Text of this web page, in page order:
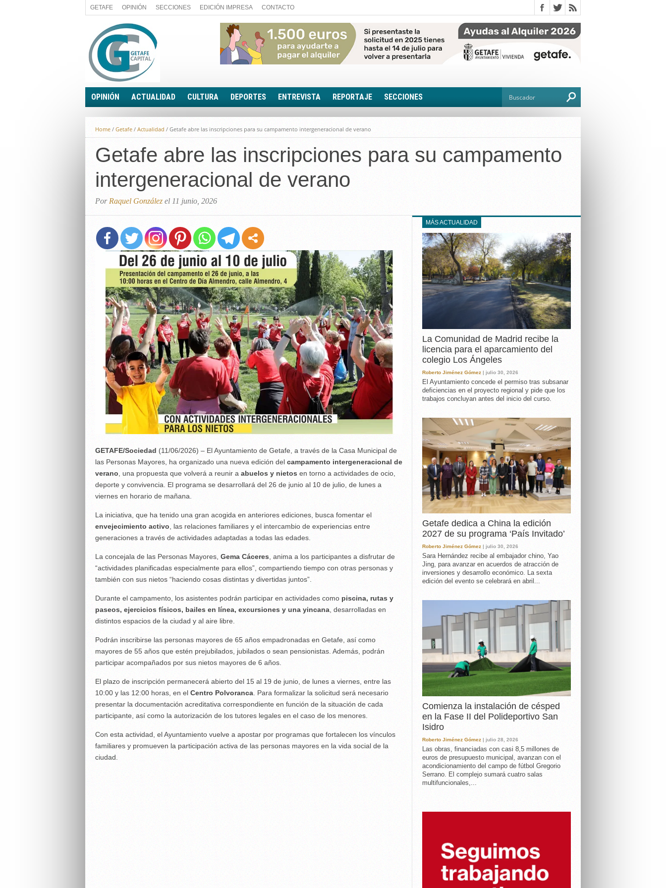
GETAFE OPINIÓN SECCIONES EDICIÓN IMPRESA CONTACTO
OPINIÓN
A FIN DE CUENTAS
PALABRA DE CONCEJAL
LA PIEDRA DE SÍSIFO
EL SACAPUNTAS
TODAS LAS BANDERAS
ROTAS
ACTUALIDAD
POLÍTICA
ECONOMÍA
SOCIEDAD
BREVES
CULTURA DEPORTES ENTREVISTA REPORTAJE SECCIONES
FOTONOTICIA
RINCÓN PSICOLÓGICO
LA VOZ DE LA
EXPERIENCIA
IN MEMORIAM
MEMORIA RECUPERADA
UN MINUTO EN EL
MUSEO
VARIOS
Home / Getafe / Actualidad / Getafe abre las inscripciones para su campamento intergeneracional de verano
Getafe abre las inscripciones para su campamento
intergeneracional de verano
Por Raquel González el 11 junio, 2026
GETAFE/Sociedad (11/06/2026) – El Ayuntamiento de Getafe, a través de la Casa Municipal de
las Personas Mayores, ha organizado una nueva edición del campamento intergeneracional de
verano , una propuesta que volverá a reunir a abuelos y nietos en torno a actividades de ocio,
deporte y convivencia. El programa se desarrollará del 26 de junio al 10 de julio, de lunes a
viernes en horario de mañana.
La iniciativa, que ha tenido una gran acogida en anteriores ediciones, busca fomentar el
envejecimiento activo , las relaciones familiares y el intercambio de experiencias entre
generaciones a través de actividades adaptadas a todas las edades.
La concejala de las Personas Mayores, Gema Cáceres , anima a los participantes a disfrutar de
“actividades planificadas especialmente para ellos”, compartiendo tiempo con otras personas y
también con sus nietos “haciendo cosas distintas y divertidas juntos”.
Durante el campamento, los asistentes podrán participar en actividades como piscina, rutas y
paseos, ejercicios físicos, bailes en línea, excursiones y una yincana , desarrolladas en
distintos espacios de la ciudad y al aire libre.
Podrán inscribirse las personas mayores de 65 años empadronadas en Getafe, así como
mayores de 55 años que estén prejubilados, jubilados o sean pensionistas. Además, podrán
participar acompañados por sus nietos mayores de 6 años.
El plazo de inscripción permanecerá abierto del 15 al 19 de junio, de lunes a viernes, entre las
10:00 y las 12:00 horas, en el Centro Polvoranca . Para formalizar la solicitud será necesario
presentar la documentación acreditativa correspondiente en función de la situación de cada
participante, así como la autorización de los tutores legales en el caso de los menores.
Con esta actividad, el Ayuntamiento vuelve a apostar por programas que fortalecen los vínculos
familiares y promueven la participación activa de las personas mayores en la vida social de la
ciudad.
MÁS ACTUALIDAD
La Comunidad de Madrid recibe la
licencia para el aparcamiento del
colegio Los Ángeles
Roberto Jiménez Gómez | julio 30, 2026
El Ayuntamiento concede el permiso tras subsanar
deficiencias en el proyecto regional y pide que los
trabajos concluyan antes del inicio del curso.
Getafe dedica a China la edición
2027 de su programa ‘País Invitado’
Roberto Jiménez Gómez | julio 30, 2026
Sara Hernández recibe al embajador chino, Yao
Jing, para avanzar en acuerdos de atracción de
inversiones y desarrollo económico. La sexta
edición del evento se celebrará en abril...
Comienza la instalación de césped
en la Fase II del Polideportivo San
Isidro
Roberto Jiménez Gómez | julio 28, 2026
Las obras, financiadas con casi 8,5 millones de
euros de presupuesto municipal, avanzan con el
acondicionamiento del campo de fútbol Gregorio
Serrano. El complejo sumará cuatro salas
multifuncionales,...